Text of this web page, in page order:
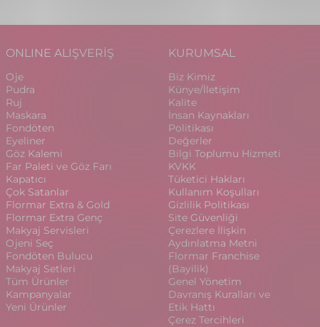
ONLINE ALIŞVERİŞ
Oje
Pudra
Ruj
Maskara
Fondöten
Eyeliner
Göz Kalemi
Far Paleti ve Göz Farı
Kapatıcı
Çok Satanlar
Flormar Extra & Gold
Flormar Extra Genç
Makyaj Servisleri
Ojeni Seç
Fondöten Bulucu
Makyaj Setleri
Tüm Ürünler
Kampanyalar
Yeni Ürünler
KURUMSAL
Biz Kimiz
Künye/İletişim
Kalite
İnsan Kaynakları
Politikası
Değerler
Bilgi Toplumu Hizmeti
KVKK
Tüketici Hakları
Kullanım Koşulları
Gizlilik Politikası
Site Güvenliği
Çerezlere İlişkin
Aydınlatma Metni
Flormar Franchise
(Bayilik)
Genel Yönetim
Davranış Kuralları ve
Etik Hattı
Çerez Tercihleri